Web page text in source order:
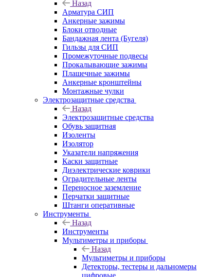
Назад
Арматура СИП
Анкерные зажимы
Блоки отводные
Бандажная лента (Бугеля)
Гильзы для СИП
Промежуточные подвесы
Прокалывающие зажимы
Плашечные зажимы
Анкерные кронштейны
Монтажные чулки
Электрозащитные средства
Назад
Электрозащитные средства
Обувь защитная
Изоленты
Изолятор
Указатели напряжения
Каски защитные
Диэлектрические коврики
Оградительные ленты
Переносное заземление
Перчатки защитные
Штанги оперативные
Инструменты
Назад
Инструменты
Мультиметры и приборы
Назад
Мультиметры и приборы
Детекторы, тестеры и дальномеры
цифровые